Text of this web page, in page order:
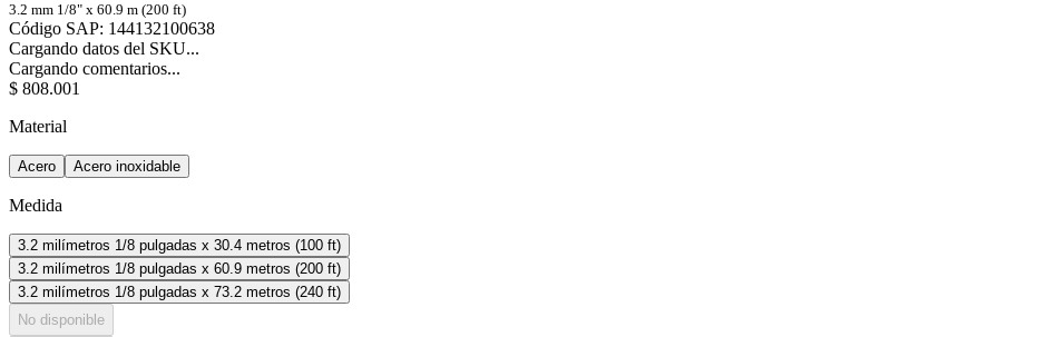
3.2 mm 1/8" x 60.9 m (200 ft)
Código SAP: 144132100638
Cargando datos del SKU...
Cargando comentarios...
$ 808.001
Material
Acero Acero inoxidable
Medida
3.2 milímetros 1/8 pulgadas x 30.4 metros (100 ft)
3.2 milímetros 1/8 pulgadas x 60.9 metros (200 ft)
3.2 milímetros 1/8 pulgadas x 73.2 metros (240 ft)
No disponible